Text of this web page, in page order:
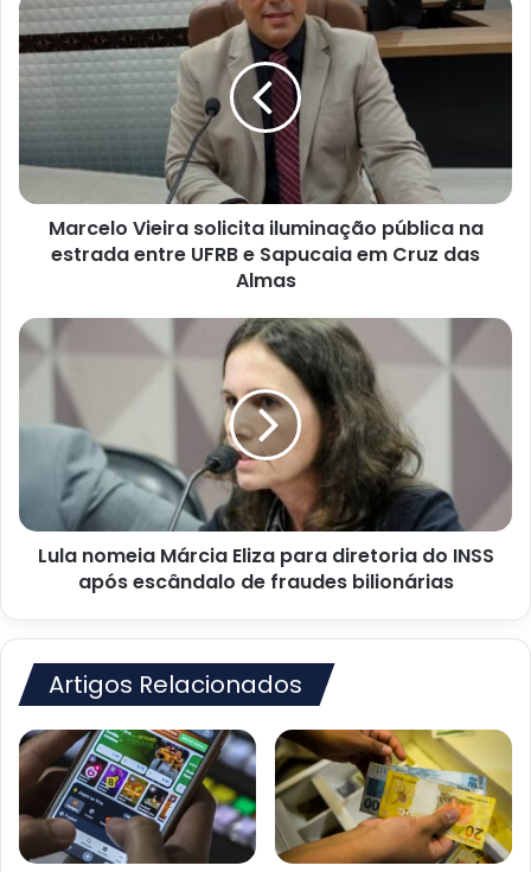
Vieira
solicita
iluminação
na
UFRB
Sapucaia
das
Almas
Marcelo Vieira solicita iluminação pública na
estrada entre UFRB e Sapucaia em Cruz das
Almas
Lula
nomeia
Márcia
para
diretoria
após
escândalo
Lula nomeia Márcia Eliza para diretoria do INSS
após escândalo de fraudes bilionárias
Artigos Relacionados